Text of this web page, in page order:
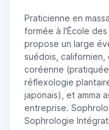
Praticienne en
formée à l'École
propose un large
suédois, californien,
coréenne (pratiquée
réflexologie
japonais), et amma
entreprise.
Sophrologie